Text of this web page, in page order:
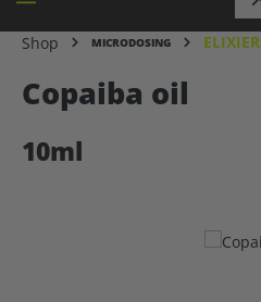
Shop MICRODOSING
Copaiba oil
10ml